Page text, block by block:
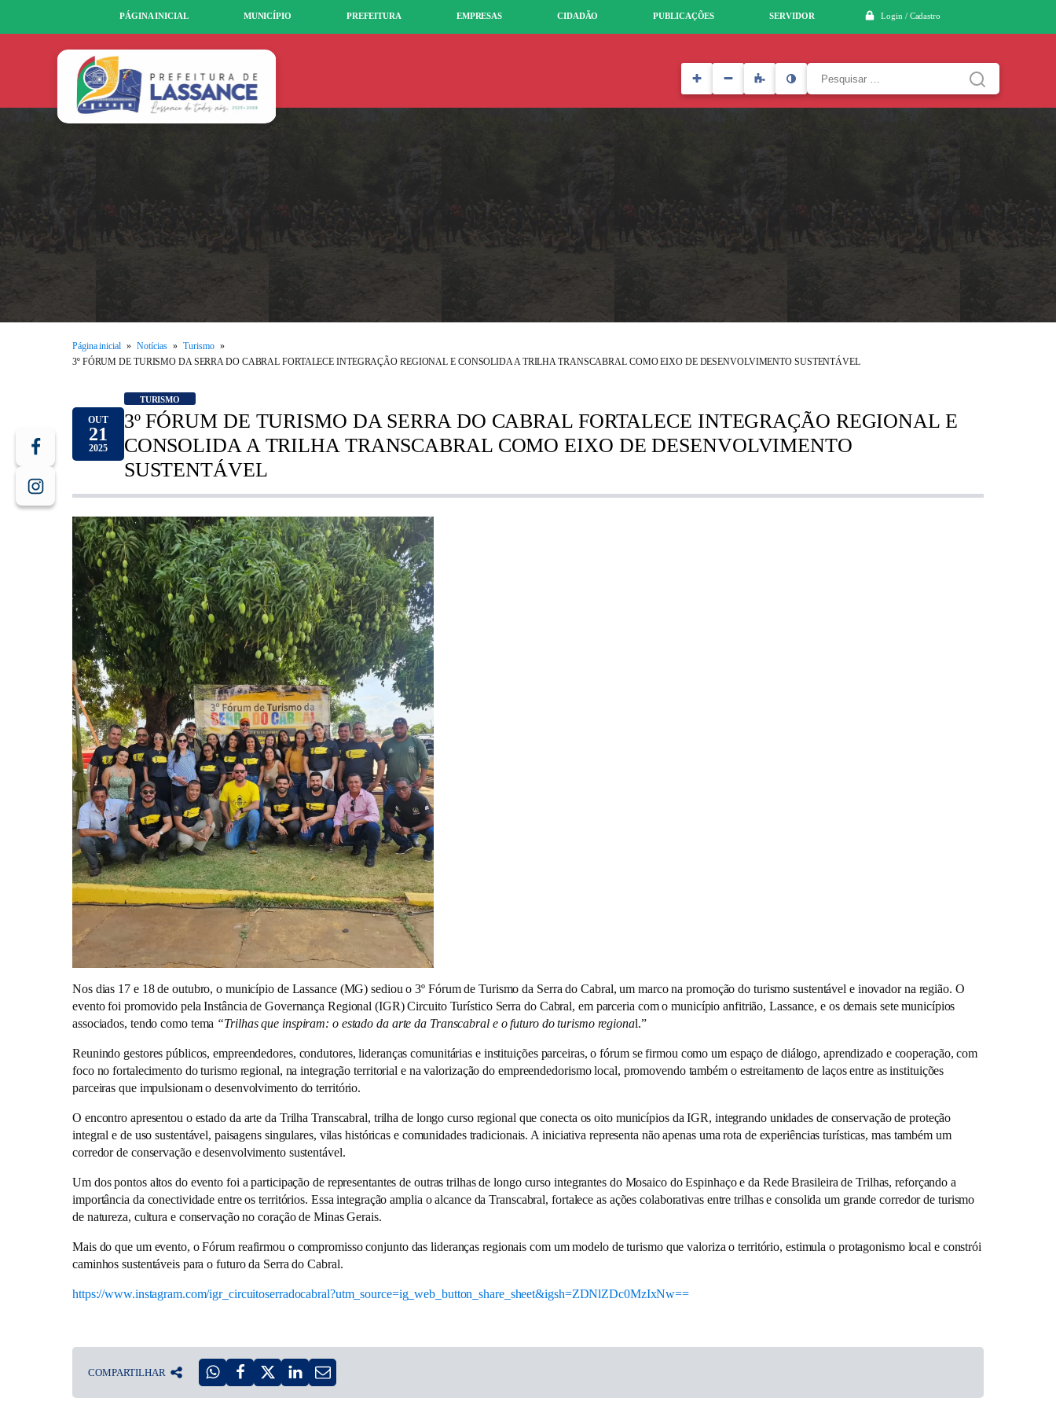
PÁGINA INICIAL MUNICÍPIO PREFEITURA EMPRESAS CIDADÃO PUBLICAÇÕES SERVIDOR Login / Cadastro
Pesquisar
Página inicial » Notícias » Turismo »
3º FÓRUM DE TURISMO DA SERRA DO CABRAL FORTALECE INTEGRAÇÃO REGIONAL E CONSOLIDA A TRILHA TRANSCABRAL COMO EIXO DE DESENVOLVIMENTO SUSTENTÁVEL
OUT
21
2025
TURISMO
3º FÓRUM DE TURISMO DA SERRA DO CABRAL FORTALECE INTEGRAÇÃO REGIONAL E
CONSOLIDA A TRILHA TRANSCABRAL COMO EIXO DE DESENVOLVIMENTO
SUSTENTÁVEL
Nos dias 17 e 18 de outubro, o município de Lassance (MG) sediou o 3º Fórum de Turismo da Serra do Cabral, um marco na promoção do turismo sustentável e inovador na região. O
evento foi promovido pela Instância de Governança Regional (IGR) Circuito Turístico Serra do Cabral, em parceria com o município anfitrião, Lassance, e os demais sete municípios
associados, tendo como tema “Trilhas que inspiram: o estado da arte da Transcabral e o futuro do turismo regional.”
Reunindo gestores públicos, empreendedores, condutores, lideranças comunitárias e instituições parceiras, o fórum se firmou como um espaço de diálogo, aprendizado e cooperação, com
foco no fortalecimento do turismo regional, na integração territorial e na valorização do empreendedorismo local, promovendo também o estreitamento de laços entre as instituições
parceiras que impulsionam o desenvolvimento do território.
O encontro apresentou o estado da arte da Trilha Transcabral, trilha de longo curso regional que conecta os oito municípios da IGR, integrando unidades de conservação de proteção
integral e de uso sustentável, paisagens singulares, vilas históricas e comunidades tradicionais. A iniciativa representa não apenas uma rota de experiências turísticas, mas também um
corredor de conservação e desenvolvimento sustentável.
Um dos pontos altos do evento foi a participação de representantes de outras trilhas de longo curso integrantes do Mosaico do Espinhaço e da Rede Brasileira de Trilhas, reforçando a
importância da conectividade entre os territórios. Essa integração amplia o alcance da Transcabral, fortalece as ações colaborativas entre trilhas e consolida um grande corredor de turismo
de natureza, cultura e conservação no coração de Minas Gerais.
Mais do que um evento, o Fórum reafirmou o compromisso conjunto das lideranças regionais com um modelo de turismo que valoriza o território, estimula o protagonismo local e constrói
caminhos sustentáveis para o futuro da Serra do Cabral.
https://www.instagram.com/igr_circuitoserradocabral?utm_source=ig_web_button_share_sheet&igsh=ZDNlZDc0MzIxNw==
COMPARTILHAR